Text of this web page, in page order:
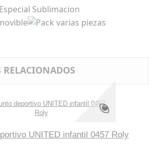
RELACIONADOS
UNITED infantil 0457 Roly